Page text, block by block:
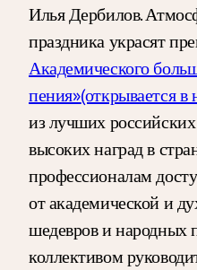
Илья Дербилов.
праздника украсят
Академического
пения»(открывается в
из лучших
высоких наград в
профессионалам
от академической и
шедевров и народных
коллективом